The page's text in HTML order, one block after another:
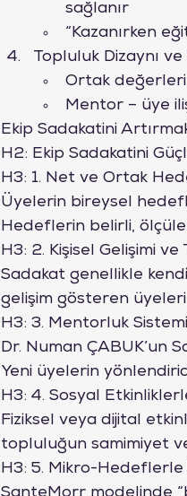
sağlanır
“Kazanırken
Topluluk Dizaynı
Ortak
Mentor – üye
Ekip Sadakatini
H2: Ekip Sadakatini
H3: 1. Net ve Ortak
Üyelerin bireysel
Hedeflerin belirli,
H3: 2. Kişisel Gelişimi ve
Sadakat genellikle
gelişim gösteren üyeleri
H3: 3. Mentorluk
Dr. Numan ÇABUK’un
Yeni üyelerin
H3: 4. Sosyal
Fiziksel veya dijital
topluluğun samimiyet
H3: 5. Mikro-Hedeflerle